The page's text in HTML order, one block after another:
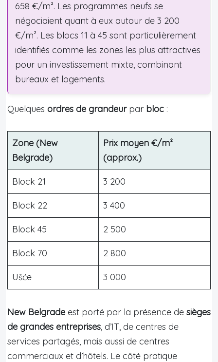
658 €/m². Les programmes neufs se
négociaient quant à eux autour de 3 200
€/m². Les blocs 11 à 45 sont particulièrement
identifiés comme les zones les plus attractives
pour un investissement mixte, combinant
bureaux et logements.
Quelques ordres de grandeurpar bloc :
Zone (New
Belgrade)
Prix moyen €/m²
(approx.)
Block 21 3 200
Block 22 3 400
Block 45 2 500
Block 70 2 800
Ušće 3 000
New Belgrade est porté par la présence de sièges
de grandes entreprises, d’IT, de centres de
services partagés, mais aussi de centres
commerciaux et d’hôtels. Le côté pratique